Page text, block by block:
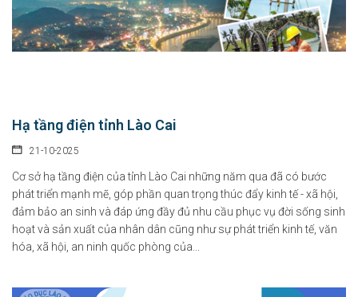
Hạ tầng điện tỉnh Lào Cai
21-10-2025
Cơ sở hạ tầng điện của tỉnh Lào Cai những năm qua đã có bước
phát triển mạnh mẽ, góp phần quan trọng thúc đẩy kinh tế - xã hội,
đảm bảo an sinh và đáp ứng đầy đủ nhu cầu phục vụ đời sống sinh
hoạt và sản xuất của nhân dân cũng như sự phát triển kinh tế, văn
hóa, xã hội, an ninh quốc phòng của...